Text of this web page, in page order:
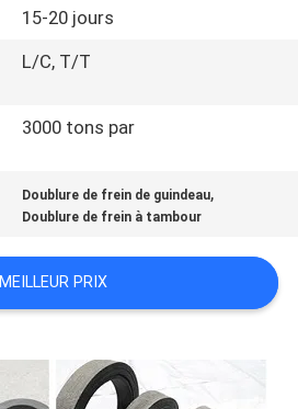
15-20 jours
L/C, T/T
3000 tons par
Doublure de frein de guindeau,
Doublure de frein à tambour
MEILLEUR PRIX